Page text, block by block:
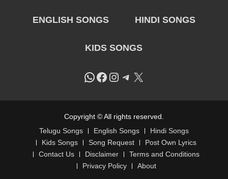
ENGLISH SONGS HINDI SONGS
KIDS SONGS
WhatsApp
Facebook
Instagram
Telegram
X
Copyright © All rights reserved.
Telugu Songs
English Songs
Hindi Songs
Kids Songs
Song Request
Post Own Lyrics
Contact Us
Disclaimer
Terms and Conditions
Privacy Policy
About